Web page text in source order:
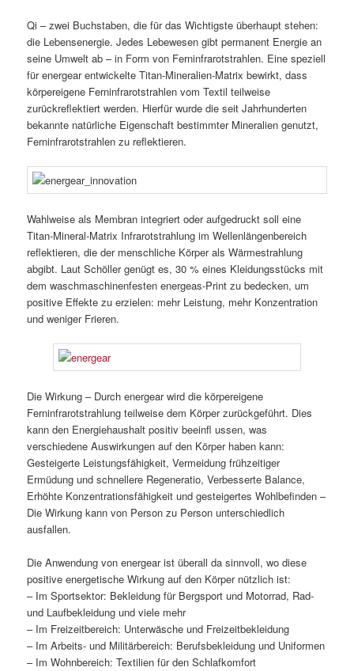
Qi – zwei Buchstaben, die für das Wichtigste überhaupt stehen:
die Lebensenergie. Jedes Lebewesen gibt permanent Energie an
seine Umwelt ab – in Form von Ferninfrarotstrahlen. Eine speziell
für energear entwickelte Titan-Mineralien-Matrix bewirkt, dass
körpereigene Ferninfrarotstrahlen vom Textil teilweise
zurückreflektiert werden. Hierfür wurde die seit Jahrhunderten
bekannte natürliche Eigenschaft bestimmter Mineralien genutzt,
Ferninfrarotstrahlen zu reflektieren.
Wahlweise als Membran integriert oder aufgedruckt soll eine
Titan-Mineral-Matrix Infrarotstrahlung im Wellenlängenbereich
reflektieren, die der menschliche Körper als Wärmestrahlung
abgibt. Laut Schöller genügt es, 30 % eines Kleidungsstücks mit
dem waschmaschinenfesten energeas-Print zu bedecken, um
positive Effekte zu erzielen: mehr Leistung, mehr Konzentration
und weniger Frieren.
Die Wirkung – Durch energear wird die körpereigene
Ferninfrarotstrahlung teilweise dem Körper zurückgeführt. Dies
kann den Energiehaushalt positiv beeinfl ussen, was
verschiedene Auswirkungen auf den Körper haben kann:
Gesteigerte Leistungsfähigkeit, Vermeidung frühzeitiger
Ermüdung und schnellere Regeneratio, Verbesserte Balance,
Erhöhte Konzentrationsfähigkeit und gesteigertes Wohlbefinden –
Die Wirkung kann von Person zu Person unterschiedlich
ausfallen.
Die Anwendung von energear ist überall da sinnvoll, wo diese
positive energetische Wirkung auf den Körper nützlich ist:
– Im Sportsektor: Bekleidung für Bergsport und Motorrad, Rad-
und Laufbekleidung und viele mehr
– Im Freizeitbereich: Unterwäsche und Freizeitbekleidung
– Im Arbeits- und Militärbereich: Berufsbekleidung und Uniformen
– Im Wohnbereich: Textilien für den Schlafkomfort